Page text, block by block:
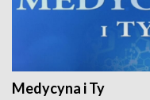
Medycyna i Ty